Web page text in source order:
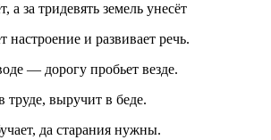
а за тридевять земель унесёт
и развивает речь.
— дорогу пробьет везде.
выручит в беде.
да старания нужны.